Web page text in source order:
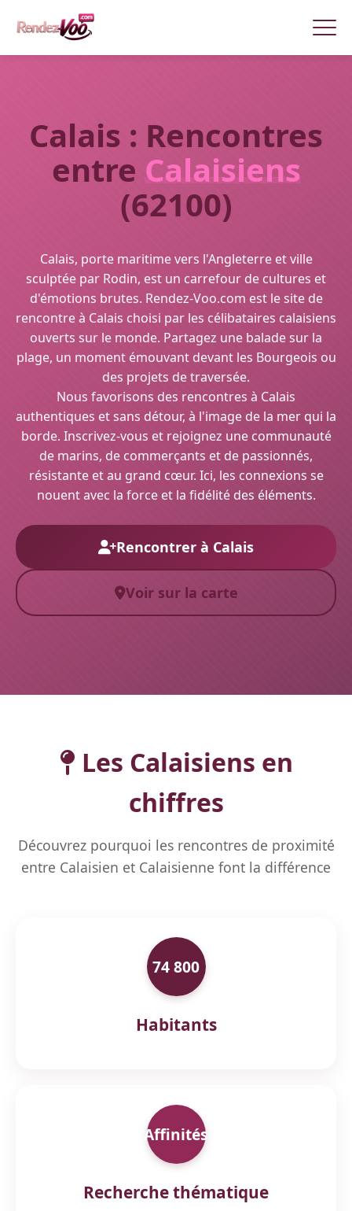
Calais : Rencontres
entre Calaisiens
(62100)
Calais, porte maritime vers l'Angleterre et ville
sculptée par Rodin, est un carrefour de cultures et
d'émotions brutes. Rendez-Voo.com est le site de
rencontre à Calais choisi par les célibataires calaisiens
ouverts sur le monde. Partagez une balade sur la
plage, un moment émouvant devant les Bourgeois ou
des projets de traversée.
Nous favorisons des rencontres à Calais
authentiques et sans détour, à l'image de la mer qui la
borde. Inscrivez-vous et rejoignez une communauté
de marins, de commerçants et de passionnés,
résistante et au grand cœur. Ici, les connexions se
nouent avec la force et la fidélité des éléments.
Rencontrer à Calais
Voir sur la carte
Les Calaisiens en
chiffres
Découvrez pourquoi les rencontres de proximité
entre Calaisien et Calaisienne font la différence
74 800
Habitants
Affinités
Recherche thématique